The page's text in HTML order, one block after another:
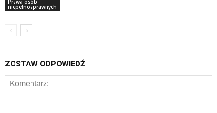
Prawa osób
niepełnosprawnych
ZOSTAW ODPOWIEDŹ